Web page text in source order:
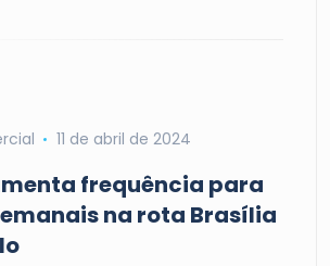
11 de abril de 2024
frequência para
na rota Brasília